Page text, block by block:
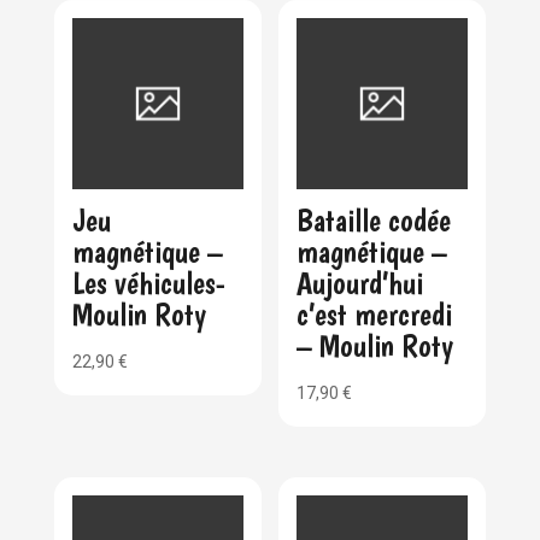
Jeu
magnétique –
Les véhicules-
Moulin Roty
22,90 €
Bataille codée
magnétique –
Aujourd’hui
c’est mercredi
– Moulin Roty
17,90€